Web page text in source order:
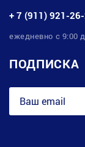
+ 7 (911) 921-
ежедневно с 9:00
ПОДПИСКА